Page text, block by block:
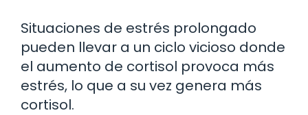
Situaciones de estrés prolongado
pueden llevar a un ciclo vicioso donde
el aumento de cortisol provoca más
estrés, lo que a su vez genera más
cortisol.